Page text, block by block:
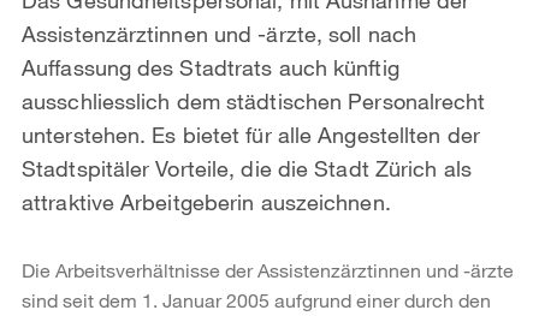
Assistenzärztinnen und -ärzte, soll nach
Auffassung des Stadtrats auch künftig
ausschliesslich dem städtischen Personalrecht
unterstehen. Es bietet für alle Angestellten der
Stadtspitäler Vorteile, die die Stadt Zürich als
attraktive Arbeitgeberin auszeichnen.
Die Arbeitsverhältnisse der Assistenzärztinnen und -ärzte
sind seit dem 1. Januar 2005 aufgrund einer durch den